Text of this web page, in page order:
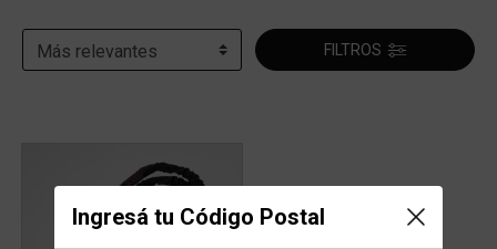
Ingresá tu Código Postal
FILTROS